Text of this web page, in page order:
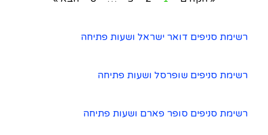
רשימת סניפים דואר ישראל ושעות פתיחה
רשימת סניפים שופרסל ושעות פתיחה
רשימת סניפים סופר פארם ושעות פתיחה